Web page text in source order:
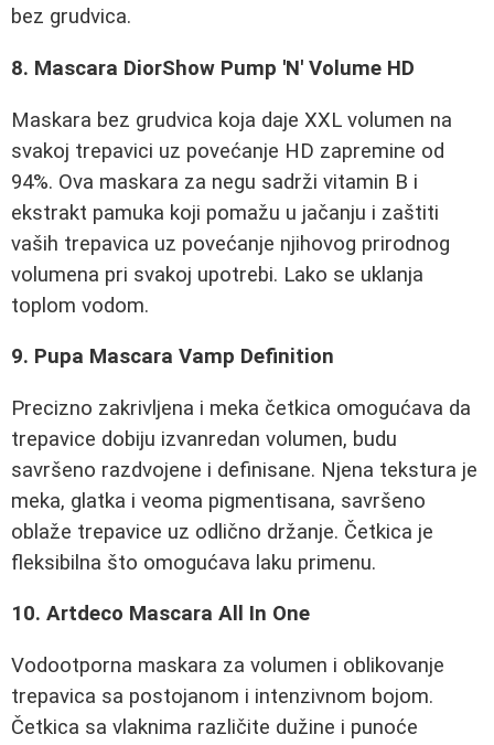
bez grudvica.
8. Mascara DiorShow Pump 'N' Volume HD
Maskara bez grudvica koja daje XXL volumen na
svakoj trepavici uz povećanje HD zapremine od
94%. Ova maskara za negu sadrži vitamin B i
ekstrakt pamuka koji pomažu u jačanju i zaštiti
vaših trepavica uz povećanje njihovog prirodnog
volumena pri svakoj upotrebi. Lako se uklanja
toplom vodom.
9. Pupa Mascara Vamp Definition
Precizno zakrivljena i meka četkica omogućava da
trepavice dobiju izvanredan volumen, budu
savršeno razdvojene i definisane. Njena tekstura je
meka, glatka i veoma pigmentisana, savršeno
oblaže trepavice uz odlično držanje. Četkica je
fleksibilna što omogućava laku primenu.
10. Artdeco Mascara All In One
Vodootporna maskara za volumen i oblikovanje
trepavica sa postojanom i intenzivnom bojom.
Četkica sa vlaknima različite dužine i punoće